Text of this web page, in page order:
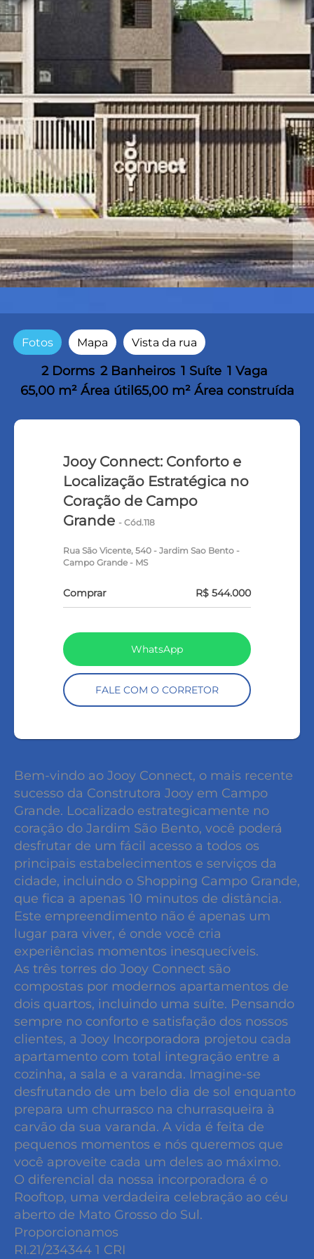
Fotos Mapa Vista da rua
2 Dorms 2 Banheiros 1 Suíte 1 Vaga
65,00 m² Área útil 65,00 m² Área construída
Jooy Connect: Conforto e
Localização Estratégica no
Coração de Campo
Grande - Cód.118
Rua São Vicente, 540 - Jardim Sao Bento -
Campo Grande - MS
Comprar R$ 544.000
WhatsApp
FALE COM O CORRETOR
Bem-vindo ao Jooy Connect, o mais recente
sucesso da Construtora Jooy em Campo
Grande. Localizado estrategicamente no
coração do Jardim São Bento, você poderá
desfrutar de um fácil acesso a todos os
principais estabelecimentos e serviços da
cidade, incluindo o Shopping Campo Grande,
que fica a apenas 10 minutos de distância.
Este empreendimento não é apenas um
lugar para viver, é onde você cria
experiências momentos inesquecíveis.
As três torres do Jooy Connect são
compostas por modernos apartamentos de
dois quartos, incluindo uma suíte. Pensando
sempre no conforto e satisfação dos nossos
clientes, a Jooy Incorporadora projetou cada
apartamento com total integração entre a
cozinha, a sala e a varanda. Imagine-se
desfrutando de um belo dia de sol enquanto
prepara um churrasco na churrasqueira à
carvão da sua varanda. A vida é feita de
pequenos momentos e nós queremos que
você aproveite cada um deles ao máximo.
O diferencial da nossa incorporadora é o
Rooftop, uma verdadeira celebração ao céu
aberto de Mato Grosso do Sul.
Proporcionamos
RI.21/234344 1 CRI